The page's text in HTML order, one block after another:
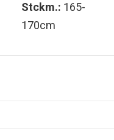
Stckm.: 165-
170cm